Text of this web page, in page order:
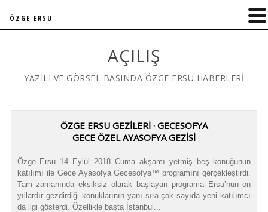
AÇILIŞ
YAZILI VE GÖRSEL BASINDA ÖZGE ERSU HABERLERİ
ÖZGE ERSU GEZİLERİ · GECESOFYA
GECE ÖZEL AYASOFYA GEZİSİ
Özge Ersu 14 Eylül 2018 Cuma akşamı yetmiş beş konuğunun
katılımı ile Gece Ayasofya Gecesofya™ programını gerçekleştirdi.
Tam zamanında eksiksiz olarak başlayan programa Ersu’nun on
yıllardır gezdirdiği konuklarının yanı sıra çok sayıda yeni katılımcı
da ilgi gösterdi. Özellikle başta İstanbul...
ÖZGE ERSU